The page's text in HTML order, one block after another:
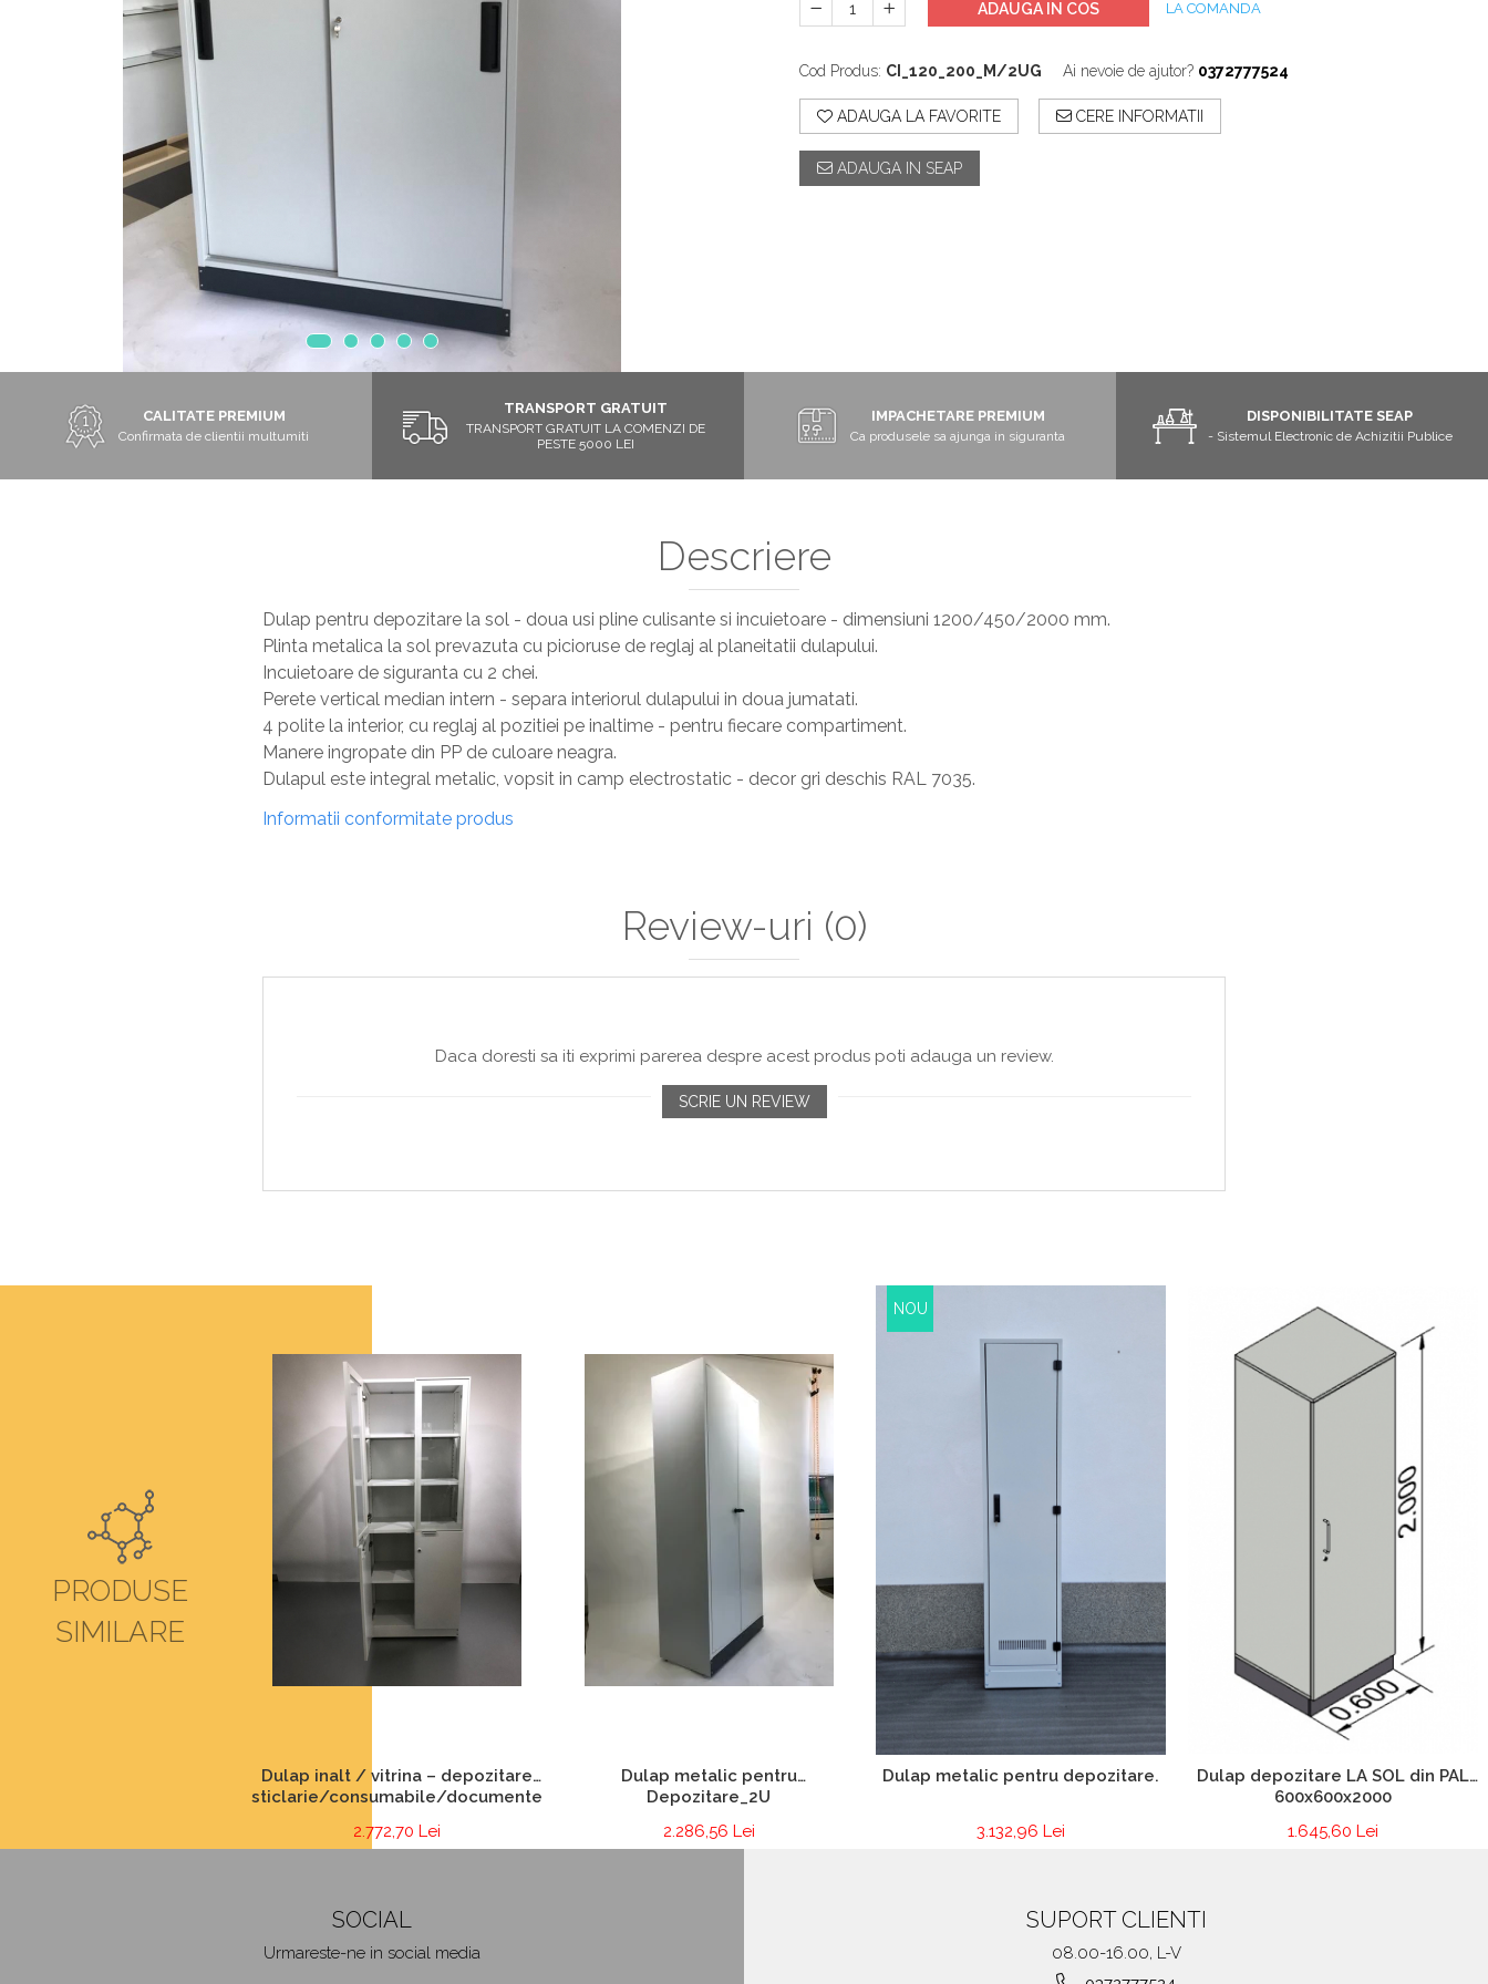
Dulapuri De Laborator/Corpuri
Dulapuri de reactivi
Dulapuri under-bench mobile
Mobilier Pentru Autolaborator
ADAUGA IN COS LA COMANDA
Cod Produs: CI_120_200_M/2UG Ai nevoie de ajutor? 0372777524
ADAUGA LA FAVORITE CERE INFORMATII
ADAUGA IN SEAP
CALITATE PREMIUM
Confirmata de clientii multumiti
TRANSPORT GRATUIT
TRANSPORT GRATUIT LA COMENZI DE
PESTE 5000 LEI
IMPACHETARE PREMIUM
Ca produsele sa ajunga in siguranta
DISPONIBILITATE SEAP
- Sistemul Electronic de Achizitii Publice
Descriere
Dulap pentru depozitare la sol - doua usi pline culisante si incuietoare - dimensiuni 1200/450/2000 mm.
Plinta metalica la sol prevazuta cu picioruse de reglaj al planeitatii dulapului.
Incuietoare de siguranta cu 2 chei.
Perete vertical median intern - separa interiorul dulapului in doua jumatati.
4 polite la interior, cu reglaj al pozitiei pe inaltime - pentru fiecare compartiment.
Manere ingropate din PP de culoare neagra.
Dulapul este integral metalic, vopsit in camp electrostatic - decor gri deschis RAL 7035.
Informatii conformitate produs
Review-uri (0)
Daca doresti sa iti exprimi parerea despre acest produs poti adauga un review.
SCRIE UN REVIEW
PRODUSE
SIMILARE
Dulap inalt / vitrina – depozitare
sticlarie/consumabile/documente
2.772,70 Lei
Dulap metalic pentru
Depozitare_2U
2.286,56 Lei
NOU
Dulap metalic pentru depozitare.
3.132,96 Lei
Dulap depozitare LA SOL din PAL
600x600x2000
1.645,60 Lei
SOCIAL
Urmareste-ne in social media
SUPORT CLIENTI
08.00-16.00, L-V